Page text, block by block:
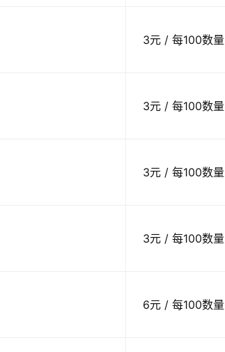
3元 / 每100数量
3元 / 每100数量
3元 / 每100数量
3元 / 每100数量
6元 / 每100数量